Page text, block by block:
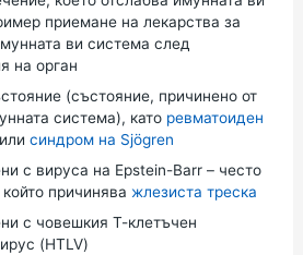
приемане на лекарства за
ви система след
на орган
(състояние, причинено от
система), като ревматоиден
или синдром на Sjögren
с вируса на Epstein-Barr – често
причинява жлезиста треска
с човешкия Т-клетъчен
(HTLV)